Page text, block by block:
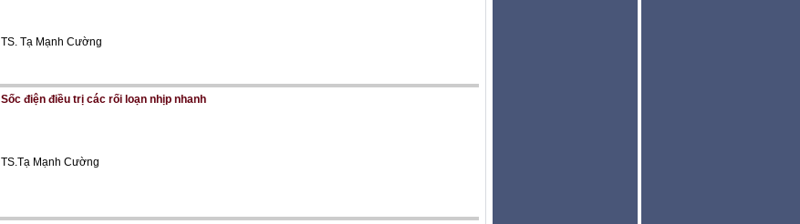
TS. Tạ Mạnh Cường
Sốc điện điều trị các rối loạn nhịp nhanh
TS.Tạ Mạnh Cường